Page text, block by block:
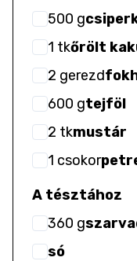
500 g
1 tkőrölt
2 gerezd
600 gtejföl
2 tkmustár
1 csokor
A tésztához
360 g
só